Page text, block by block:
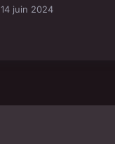
14 juin 2024